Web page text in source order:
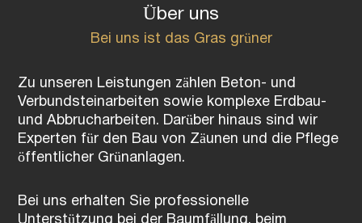
Über uns
Bei uns ist das Gras grüner
Zu unseren Leistungen zählen Beton- und
Verbundsteinarbeiten sowie komplexe Erdbau-
und Abbrucharbeiten. Darüber hinaus sind wir
Experten für den Bau von Zäunen und die Pflege
öffentlicher Grünanlagen.
Bei uns erhalten Sie professionelle
Unterstützung bei der Baumfällung, beim